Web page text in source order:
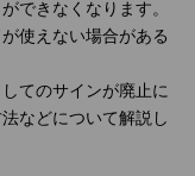
できなくなります。
使えない場合がある
てのサインが廃止に
などについて解説し